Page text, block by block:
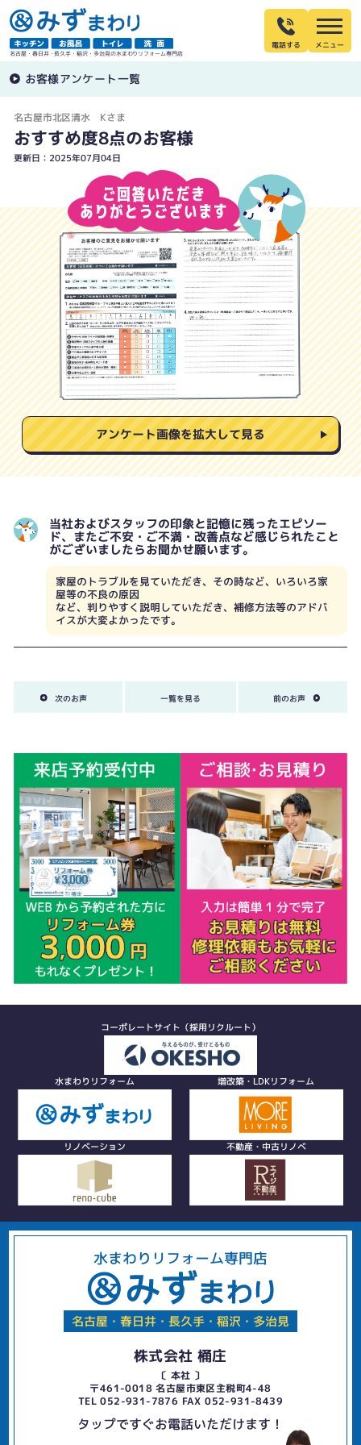
名古屋・春日井・長久手・稲沢・多治見の水まわりリフォーム専門店
電話する
お客様アンケート一覧
名古屋市北区清水 Kさま
おすすめ度8点のお客様
更新日：2025年07月04日
アンケート画像を拡大して見る
当社およびスタッフの印象と記憶に残ったエピソー
ド、またご不安・ご不満・改善点など感じられたこと
がございましたらお聞かせ願います。
家屋のトラブルを見ていただき、その時など、いろいろ家
屋等の不良の原因
など、判りやすく説明していただき、補修方法等のアドバ
イスが大変よかったです。
次のお声 一覧を見る 前のお声
コーポレートサイト（採用リクルート）
水まわりリフォーム 増改築・LDKリフォーム
リノベーション 不動産・中古リノベ
水まわりリフォーム専門店
名古屋・春日井・長久手・稲沢・多治見
株式会社 桶庄
〔 本社 〕
〒461-0018 名古屋市東区主税町4-48
TEL 052-931-7876 FAX 052-931-8439
タップですぐお電話いただけます！